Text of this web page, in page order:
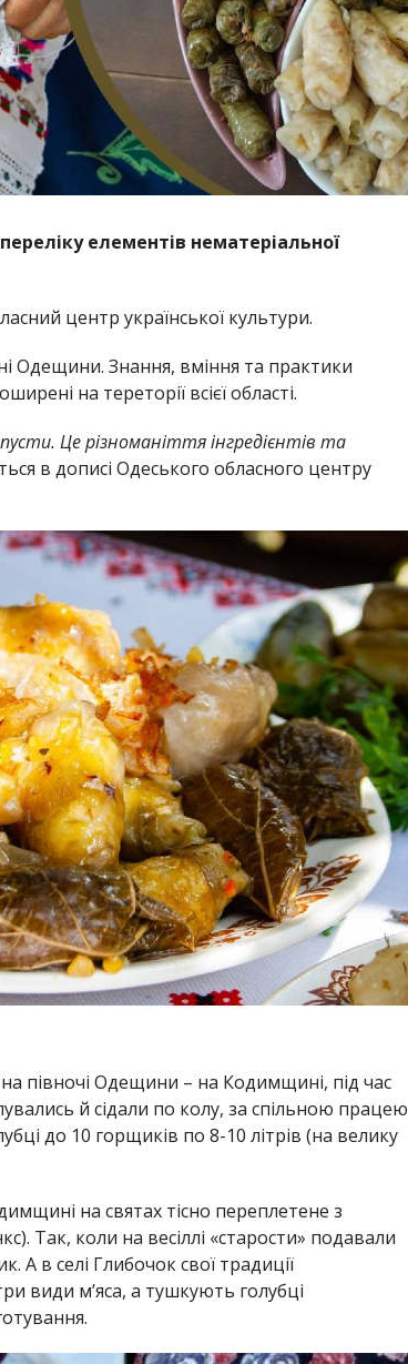
елементів нематеріальної
центр української культури.
Одещини. Знання, вміння та практики
на тереторії всієї області.
Це різноманіття інгредієнтів та
в дописі Одеського обласного центру
півночі Одещини – на Кодимщині, під час
й сідали по колу, за спільною працею
до 10 горщиків по 8-10 літрів (на велику
на святах тісно переплетене з
Так, коли на весіллі «старости» подавали
А в селі Глибочок свої традиції
види м’яса, а тушкують голубці